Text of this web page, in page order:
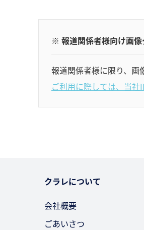
※ 報道関係者様向け画
報道関係者様に限り、画
ご利用に際しては、当社
クラレについて
会社概要
ごあいさつ